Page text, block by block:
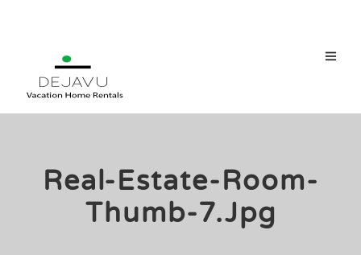
Real-Estate-Room-
Thumb-7.jpg